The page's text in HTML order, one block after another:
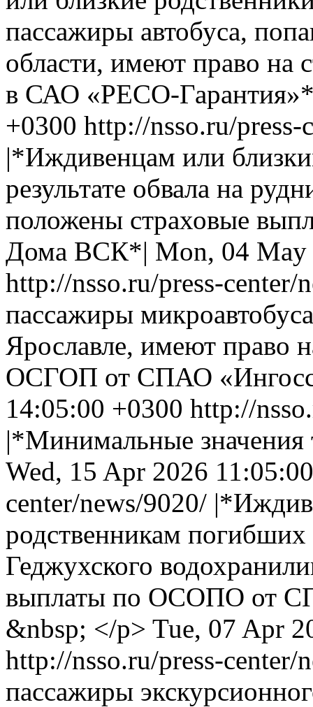
пассажиры автобуса,
области, имеют право
в САО «РЕСО-
+0300 http://nsso.ru/press-
|*Иждивенцам или
результате обвала на
положены страховые
Дома ВСК*| Mon, 04 May
http://nsso.ru/press-center/
пассажиры
Ярославле, имеют право
ОСГОП от СПАО
14:05:00 +0300 http://
|*Минимальные
Wed, 15 Apr 2026
center/news/9020/
родственникам погибших
Геджухского
выплаты по ОСОПО от
&nbsp; </p> Tue, 07 Apr
http://nsso.ru/press-center/
пассажиры